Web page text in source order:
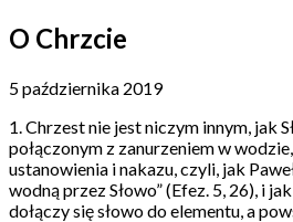
O Chrzcie
5 października 2019
1. Chrzest nie jest niczym innym, jak
połączonym z zanurzeniem w
ustanowienia i nakazu, czyli, jak
wodną przez Słowo” (Efez. 5, 26), i
dołączy się słowo do elementu, a